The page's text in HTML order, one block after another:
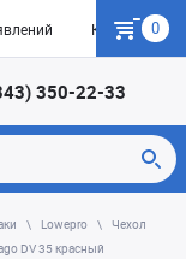
Как купить
0
350-22-33
Lowepro
Чехол
DV 35 красный